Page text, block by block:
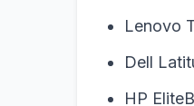
Lenovo
Dell
HP